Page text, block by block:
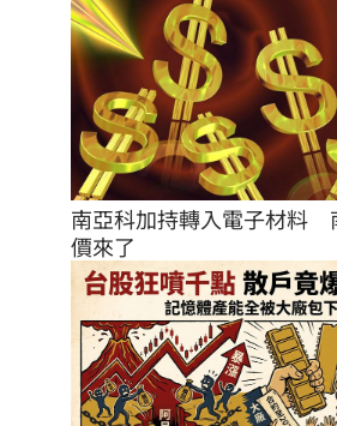
南亞科加持轉入電子材料　
價來了